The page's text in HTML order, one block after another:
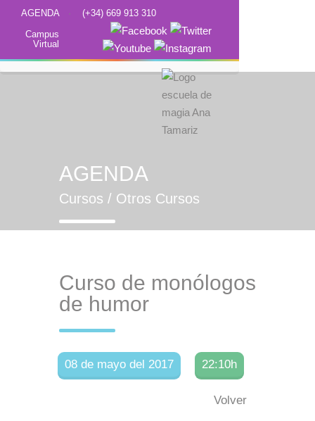
AGENDA ·
(+34) 669 913 310
Campus
Virtual
AGENDA
Cursos / Otros Cursos
Curso de monólogos
de humor
08 de mayo del 2017 22:10h
Volver